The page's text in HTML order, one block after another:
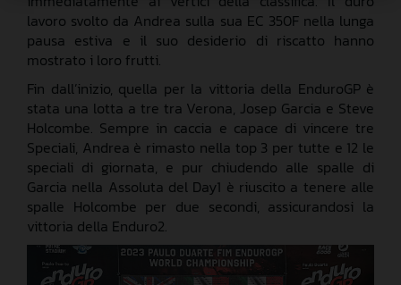
lavoro svolto da Andrea sulla sua EC 350F nella lunga
pausa estiva e il suo desiderio di riscatto hanno
mostrato i loro frutti.
Fin dall’inizio, quella per la vittoria della EnduroGP è
stata una lotta a tre tra Verona, Josep Garcia e Steve
Holcombe. Sempre in caccia e capace di vincere tre
Speciali, Andrea è rimasto nella top 3 per tutte e 12 le
speciali di giornata, e pur chiudendo alle spalle di
Garcia nella Assoluta del Day1 è riuscito a tenere alle
spalle Holcombe per due secondi, assicurandosi la
vittoria della Enduro2.